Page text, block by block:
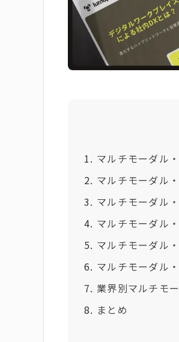
マルチモーダル
マルチモーダル
マルチモーダル
マルチモーダル
マルチモーダル
マルチモーダル
業界別マルチモ
まとめ